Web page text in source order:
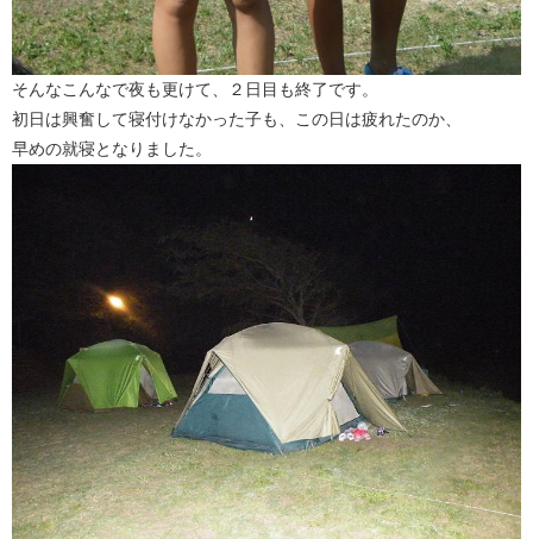
そんなこんなで夜も更けて、２日目も終了です。
初日は興奮して寝付けなかった子も、この日は疲れたのか、
早めの就寝となりました。